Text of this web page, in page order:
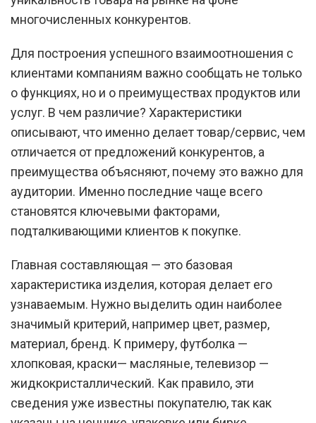
многочисленных конкурентов.
Для построения успешного взаимоотношения с
клиентами компаниям важно сообщать не только
о функциях, но и о преимуществах продуктов или
услуг. В чем различие? Характеристики
описывают, что именно делает товар/сервис, чем
отличается от предложений конкурентов, а
преимущества объясняют, почему это важно для
аудитории. Именно последние чаще всего
становятся ключевыми факторами,
подталкивающими клиентов к покупке.
Главная составляющая — это базовая
характеристика изделия, которая делает его
узнаваемым. Нужно выделить один наиболее
значимый критерий, например цвет, размер,
материал, бренд. К примеру, футболка —
хлопковая, краски— масляные, телевизор —
жидкокристаллический. Как правило, эти
сведения уже известны покупателю, так как